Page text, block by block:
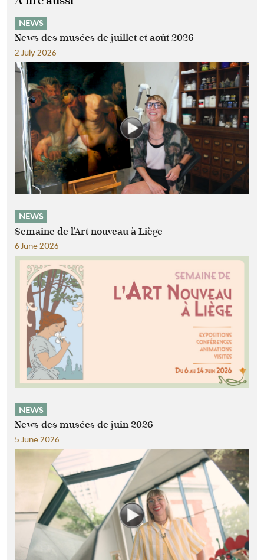
NEWS
News des musées de juillet et août 2026
2 July 2026
NEWS
Semaine de l'Art nouveau à Liège
6 June 2026
NEWS
News des musées de juin 2026
5 June 2026